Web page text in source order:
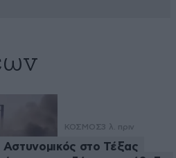
ΚΟΣΜΟΣ3 λ. πριν
Αστυνομικός στο Τέξας